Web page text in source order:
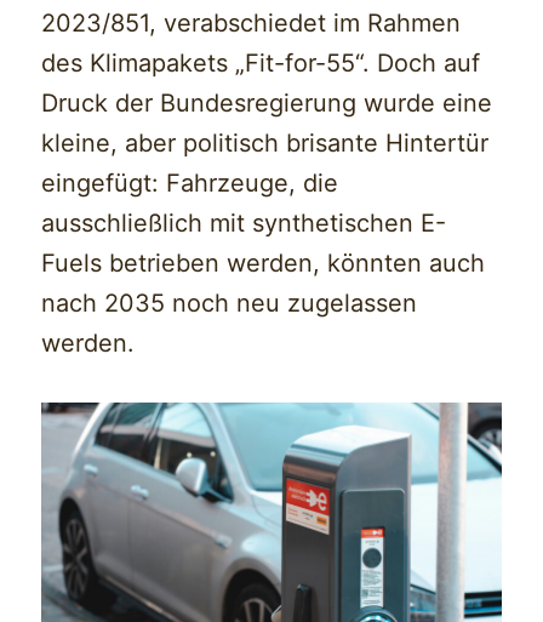
2023/851, verabschiedet im Rahmen
des Klimapakets „Fit-for-55“. Doch auf
Druck der Bundesregierung wurde eine
kleine, aber politisch brisante Hintertür
eingefügt: Fahrzeuge, die
ausschließlich mit synthetischen E-
Fuels betrieben werden, könnten auch
nach 2035 noch neu zugelassen
werden.